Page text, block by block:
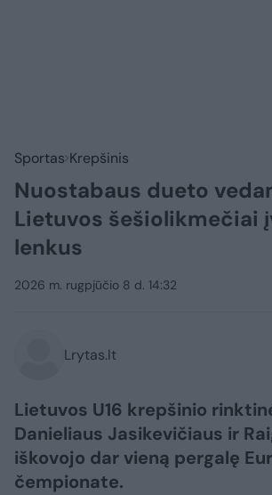
Sportas Krepšinis
Nuostabaus dueto
Lietuvos šešiolikmečiai
lenkus
2026 m. rugpjūčio 8 d. 14:32
Lrytas.lt
Lietuvos U16 krepšinio
Danieliaus Jasikevičiaus ir
iškovojo dar vieną pergalę
čempionate.